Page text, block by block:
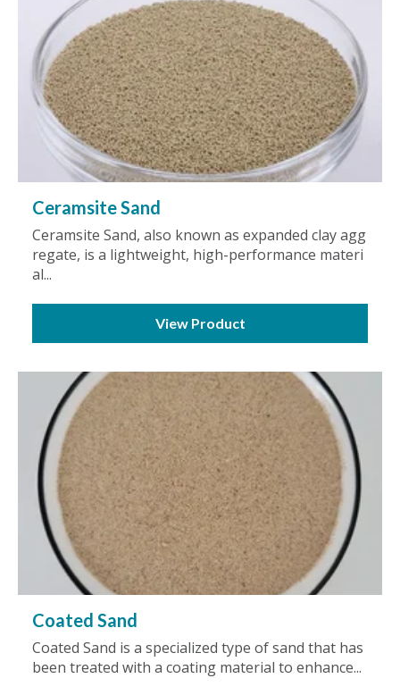
Ceramsite Sand
Ceramsite Sand, also known as expanded clay agg
regate, is a lightweight, high-performance materi
al...
View Product
Coated Sand
Coated Sand is a specialized type of sand that has
been treated with a coating material to enhance...